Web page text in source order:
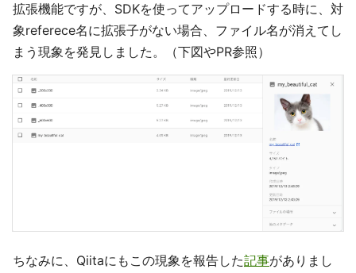
拡張機能ですが、SDKを使ってアップロードする時に、対
象referece名に拡張子がない場合、ファイル名が消えてし
まう現象を発見しました。（下図やPR参照）
ちなみに、Qiitaにもこの現象を報告した記事がありまし